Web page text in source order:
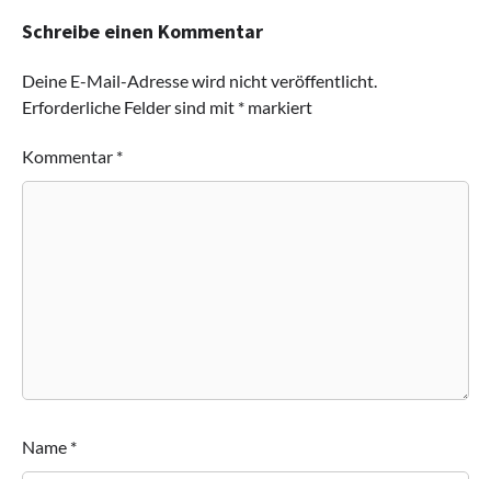
Schreibe einen Kommentar
Deine E-Mail-Adresse wird nicht veröffentlicht.
Erforderliche Felder sind mit * markiert
Kommentar *
Name *